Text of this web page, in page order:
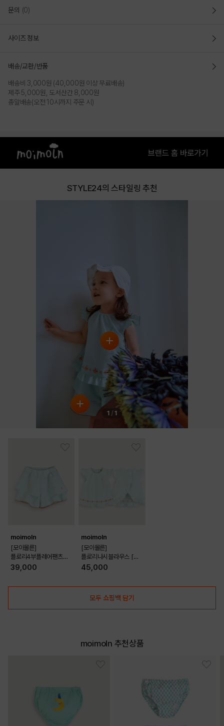
DETAILS
문의 (0)
사이즈 정보
배송/교환/반품
배송비 3,000원 (40,000원 이상 무료배송)
제주 5,000원, 도서산간 8,000원
총알배송(오전 10시까지 주문 시)
STYLE24의 스타일링 추천
1 / 1
moimoln
[모이몰른]
플로리4부플레어팬츠
[26 여름]
39,000
moimoln
[모이몰른]
플로리나시블라우스 [26
여름]
45,000
모두 쇼핑백 담기
moimoln 추천상품